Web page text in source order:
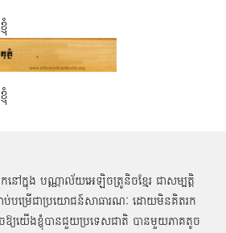
ៅក្នុង បណ្ណាល័យអេឡិចត្រូនិចខ្មែរ ជាសម្បតិ្ត
ាប់បម្រើជាប្រយោជន៍សាធារណៈ ដោយមិនគិតរក
ឱ្យយើងខ្ញុំបានជួយប្រទេសជាតិ បានមួយភាគតូច